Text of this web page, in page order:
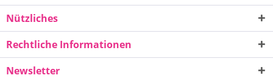
Nützliches
Rechtliche Informationen
Newsletter